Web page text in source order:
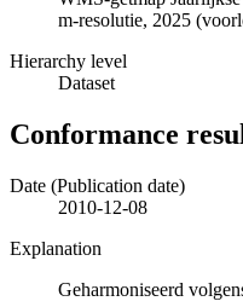
m-resolutie, 2025
Hierarchy level
Dataset
Conformance
Date (Publication date)
2010-12-08
Explanation
Geharmoniseerd